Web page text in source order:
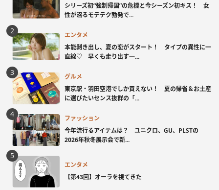
シリーズ初“強制帰国”の危機と今シーズン初キス！ 女
性が沼るモテテク勃発で...
エンタメ
本能剥き出し、夏の恋がスタート！ タイプの異性に一
直線♡ 早くも走り出す一...
グルメ
東京駅・羽田空港でしか買えない！ 夏の帰省＆お土産
に選びたいセンス抜群の「...
ファッション
今年流行るアイテムは？ ユニクロ、GU、PLSTの
2026年秋冬展示会で新...
エンタメ
【第43回】オーラを視てきた